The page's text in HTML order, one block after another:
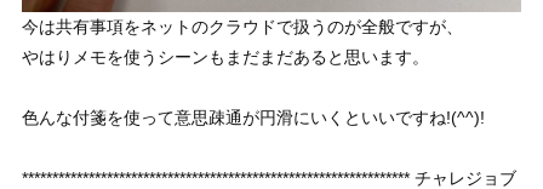
今は共有事項をネットのクラウドで扱うのが全般ですが、
やはりメモを使うシーンもまだまだあると思います。
色んな付箋を使って意思疎通が円滑にいくといいですね!(^^)!
**************************************************************** チャレジョブ